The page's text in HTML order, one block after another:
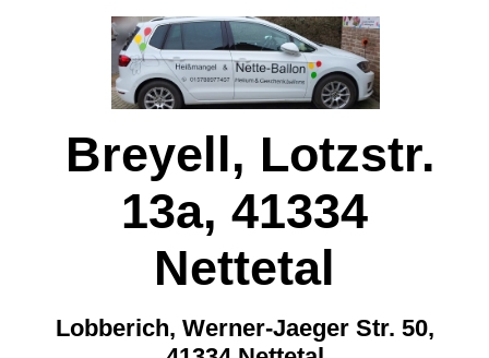
Breyell, Lotzstr.
13a, 41334
Nettetal
Lobberich, Werner-Jaeger Str. 50,